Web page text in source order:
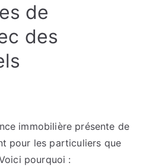
de
des
immobilière présente de
pour les particuliers que
pourquoi :